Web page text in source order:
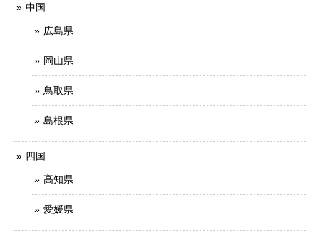
中国
広島県
岡山県
鳥取県
島根県
四国
高知県
愛媛県